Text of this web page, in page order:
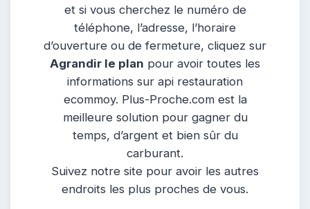
et si vous cherchez le numéro de
téléphone, l’adresse, l’horaire
d’ouverture ou de fermeture, cliquez sur
Agrandir le plan pour avoir toutes les
informations sur api restauration
ecommoy. Plus-Proche.com est la
meilleure solution pour gagner du
temps, d’argent et bien sûr du
carburant.
Suivez notre site pour avoir les autres
endroits les plus proches de vous.